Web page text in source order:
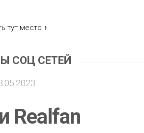
тут место ↑
СОЦ СЕТЕЙ
Realfan